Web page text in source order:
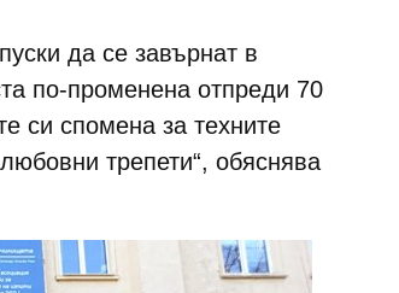
да се завърнат в
по-променена отпреди 70
си спомена за техните
трепети“, обяснява